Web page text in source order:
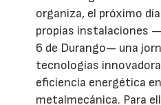
organiza, el próximo
propias instalaciones
6 de Durango— una
tecnologías
eficiencia energética
metalmecánica. Para